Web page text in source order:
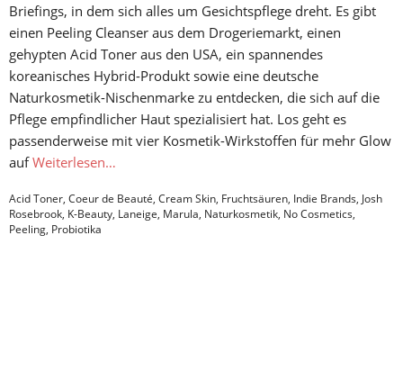
Briefings, in dem sich alles um Gesichtspflege dreht. Es gibt
einen Peeling Cleanser aus dem Drogeriemarkt, einen
gehypten Acid Toner aus den USA, ein spannendes
koreanisches Hybrid-Produkt sowie eine deutsche
Naturkosmetik-Nischenmarke zu entdecken, die sich auf die
Pflege empfindlicher Haut spezialisiert hat. Los geht es
passenderweise mit vier Kosmetik-Wirkstoffen für mehr Glow
aufWeiterlesen…
Acid Toner, Coeur de Beauté, Cream Skin, Fruchtsäuren, Indie Brands, Josh
Rosebrook, K-Beauty, Laneige, Marula, Naturkosmetik, No Cosmetics,
Peeling, Probiotika